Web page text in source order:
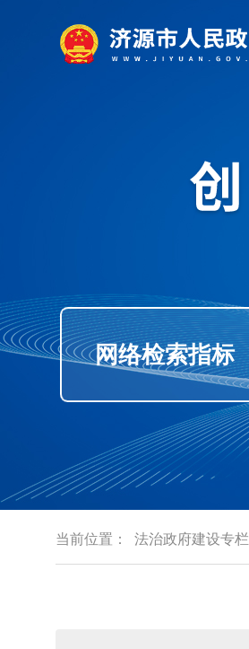
网络检索指标
当前位置： 法治政府建设专栏